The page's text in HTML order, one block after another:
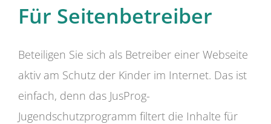
Für Seitenbetreiber
Beteiligen Sie sich als Betreiber einer Webseite
aktiv am Schutz der Kinder im Internet. Das ist
einfach, denn das JusProg-
Jugendschutzprogramm filtert die Inhalte für